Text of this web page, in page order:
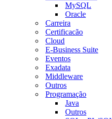
MySQL
Oracle
Carreira
Certificacão
Cloud
E-Business Suite
Eventos
Exadata
Middleware
Outros
Programação
Java
Outros